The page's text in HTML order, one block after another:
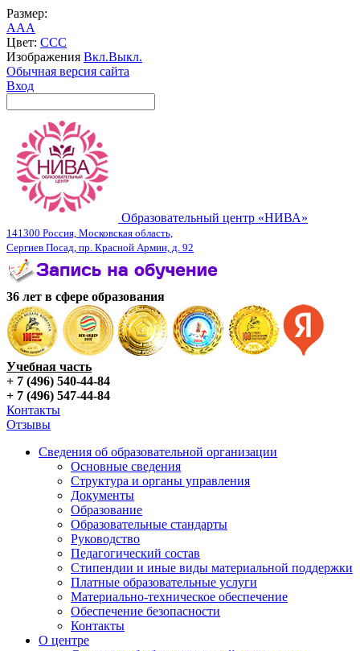
Размер:
AAA
Цвет: CCC
Изображения Вкл.Выкл.
Обычная версия сайта
Вход
Образовательный центр «НИВА»
141300 Россия, Московская область,
Сергиев Посад, пр. Красной Армии, д. 92
36 лет в сфере образования
Учебная часть
+ 7 (496) 540-44-84
+ 7 (496) 547-44-84
Контакты
Отзывы
Сведения об образовательной организации
Основные сведения
Структура и органы управления
Документы
Образование
Образовательные стандарты
Руководство
Педагогический состав
Стипендии и иные виды материальной поддержки
Платные образовательные услуги
Материально-техническое обеспечение
Обеспечение безопасности
Контакты
О центре